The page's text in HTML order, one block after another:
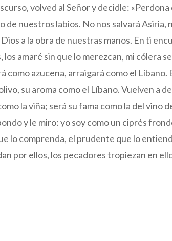
volved al Señor y decidle:
de nuestros labios. No nos salvará Asiria,
a la obra de nuestras manos. En ti
amaré sin que lo merezcan, mi cólera
como azucena, arraigará como el Líbano.
su aroma como el Líbano. Vuelven a
la viña; será su fama como la del vino
y le miro: yo soy como un ciprés
lo comprenda, el prudente que lo
por ellos, los pecadores tropiezan en